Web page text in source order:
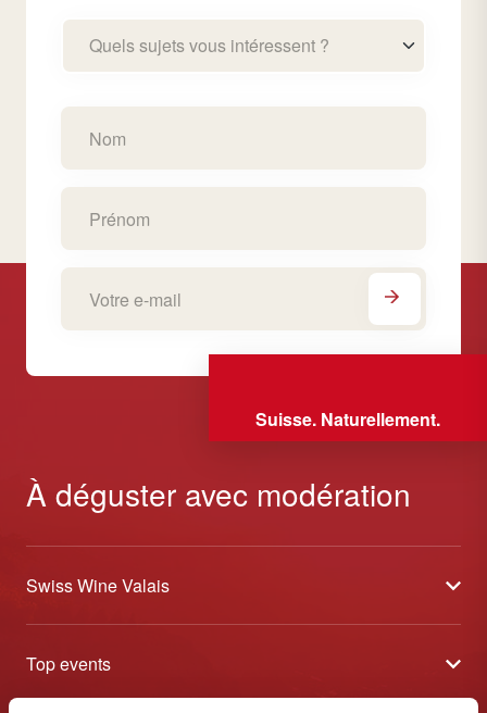
Quels sujets vous intéressent ?
Suisse. Naturellement.
À déguster avec modération
Swiss Wine Valais
À propos
Blog
Top events
Caves Ouvertes